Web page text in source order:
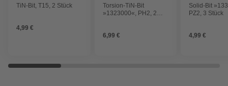
TiN-Bit, T15, 2 Stück
4,99 €
Torsion-TiN-Bit
»1323000«, PH2, 2
6,99 €
Solid-Bit
PZ2, 3 Stück
4,99 €